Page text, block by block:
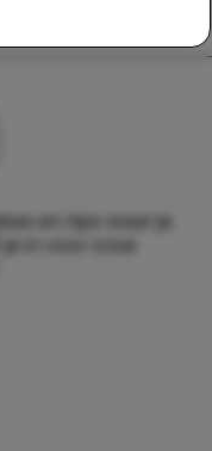
en tips waar je
in voor onze